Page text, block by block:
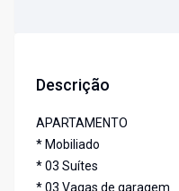
Descrição
APARTAMENTO
* Mobiliado
* 03 Suítes
* 03 Vagas de garagem